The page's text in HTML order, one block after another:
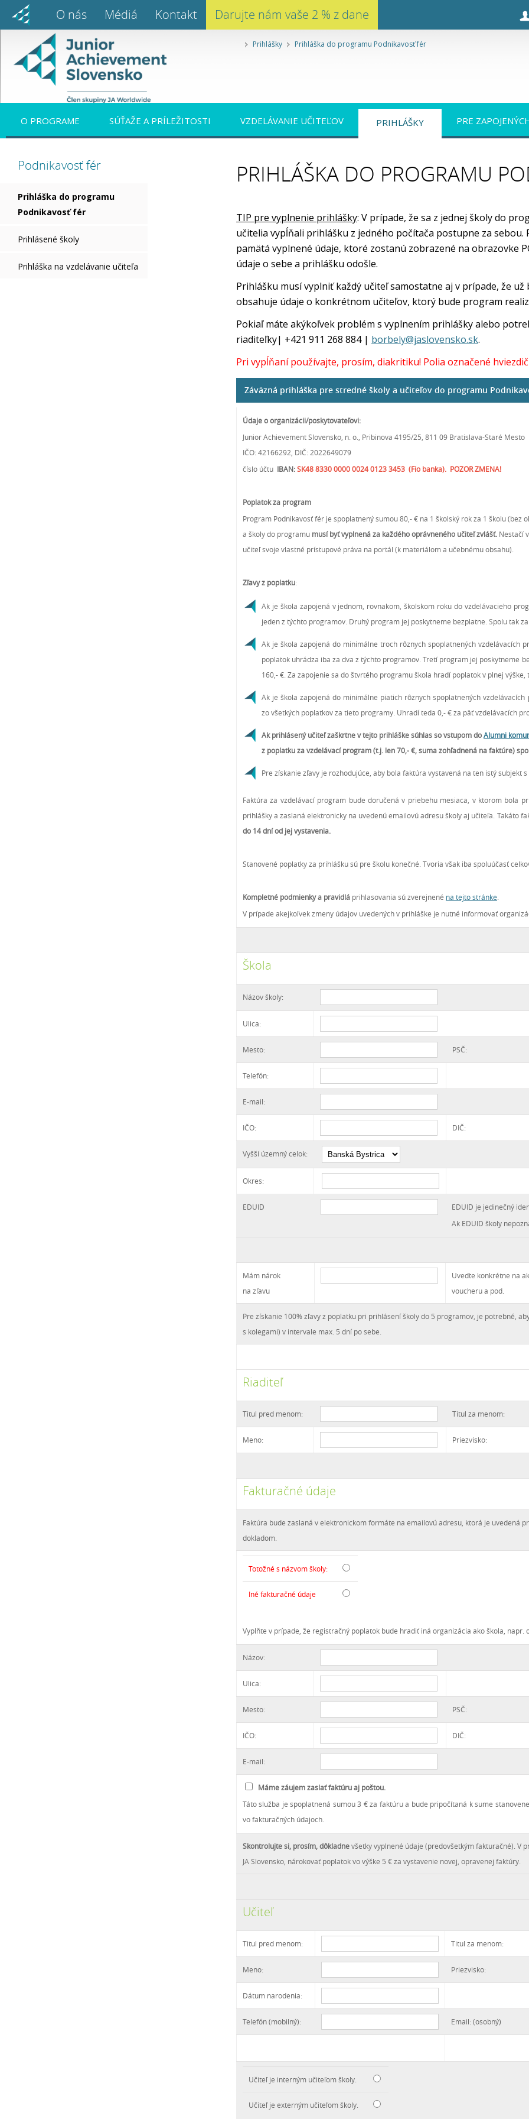
O nás Médiá Kontakt Darujte nám vaše 2 % z dane
Prihlášky Prihláška do programu Podnikavosť fér
O PROGRAME SÚŤAŽE A PRÍLEŽITOSTI VZDELÁVANIE UČITEĽOV PRIHLÁŠKY PRE
Podnikavosť fér
Prihláška do programu
Podnikavosť fér
Prihlásené školy
Prihláška na vzdelávanie učiteľa
PRIHLÁŠKA DO PROGRAMU
TIP pre vyplnenie prihlášky: V prípade, že sa z jednej školy do
učitelia vypĺňali prihlášku z jedného počítača postupne za
pamätá vyplnené údaje, ktoré zostanú zobrazené na obrazovke
údaje o sebe a prihlášku odošle.
Prihlášku musí vyplniť každý učiteľ samostatne aj v prípade, že
obsahuje údaje o konkrétnom učiteľov, ktorý bude program
Pokiaľ máte akýkoľvek problém s vyplnením prihlášky alebo
riaditeľky| +421 911 268 884 | borbely@jaslovensko.sk.
Pri vypĺňaní používajte, prosím, diakritiku! Polia označené
Záväzná prihláška pre stredné školy a učiteľov do programu
Údaje o organizácii/poskytovateľovi:
Junior Achievement Slovensko, n. o., Pribinova 4195/25, 811 09 Bratislava-Staré Mesto
IČO: 42166292, DIČ: 2022649079
číslo účtu IBAN:SK48 8330 0000 0024 0123 3453 (Fio banka). POZOR ZMENA!
Poplatok za program
Program Podnikavosť fér je spoplatnený sumou 80,- € na 1 školský rok za 1 školu (bez
a školy do programu musí byť vyplnená za každého oprávneného učiteľzvlášť. Nestačí
učiteľ svoje vlastné prístupové práva na portál (k materiálom a učebnému obsahu).
Zľavy z poplatku:
Ak je škola zapojená v jednom, rovnakom, školskom roku do vzdelávacieho
jeden z týchto programov. Druhý program jej poskytneme bezplatne. Spolu tak
Ak je škola zapojená do minimálne troch rôznych spoplatnených vzdelávacích
poplatok uhrádza iba za dva z týchto programov. Tretí program jej poskytneme
160,- €. Za zapojenie sa do štvrtého programu škola hradí poplatok v plnej výške,
Ak je škola zapojená do minimálne piatich rôznych spoplatnených
zo všetkých poplatkov za tieto programy. Uhradí teda 0,- € za päť vzdelávacích
Ak prihlásený učiteľ zaškrtne v tejto prihláške súhlas so vstupom doAlumni
z poplatku za vzdelávací program (t.j. len 70,- €, suma zohľadnená na faktúre)
Pre získanie zľavy je rozhodujúce, aby bola faktúra vystavená na ten istý subjekt s
Faktúra za vzdelávací program bude doručená v priebehu mesiaca, v ktorom bola
prihlášky a zaslaná elektronicky na uvedenú emailovú adresu školy aj učiteľa. Takáto
do 14 dní od jej vystavenia.
Stanovené poplatky za prihlášku sú pre školu konečné. Tvoria však iba spoluúčasť
Kompletné podmienky a pravidlá prihlasovania sú zverejnené na tejto stránke
V prípade akejkoľvek zmeny údajov uvedených v prihláške je nutné informovať
Škola
Názov školy:
Ulica:
Mesto: PSČ:
Telefón:
E-mail:
IČO: DIČ:
Vyšší územný celok:
Okres:
EDUID
EDUID je jedinečný
Ak EDUID školy
Mám nárok
na zľavu
Uveďte konkrétne na
voucheru a pod.
Pre získanie 100% zľavy z poplatku pri prihlásení školy do 5 programov, je potrebné,
s kolegami) v intervale max. 5 dní po sebe.
Riaditeľ
Titul pred menom: Titul za menom:
Meno: Priezvisko:
Fakturačné údaje
Faktúra bude zaslaná v elektronickom formáte na emailovú adresu, ktorá je uvedená
dokladom.
Totožné s názvom školy:
Iné fakturačné údaje
Vyplňte v prípade, že registračný poplatok bude hradiť iná organizácia ako škola, napr.
Názov:
Ulica:
Mesto: PSČ:
IČO: DIČ:
E-mail:
Máme záujem zaslať faktúru aj poštou.
Táto služba je spoplatnená sumou 3 € za faktúru a bude pripočítaná k sume
vo fakturačných údajoch.
Skontrolujte si, prosím, dôkladnevšetky vyplnené údaje (predovšetkým fakturačné). V
JA Slovensko, nárokovať poplatok vo výške 5 € za vystavenie novej, opravenej faktúry.
Učiteľ
Titul pred menom: Titul za menom:
Meno: Priezvisko:
Dátum narodenia:
Telefón (mobilný): Email: (osobný)
Učiteľ je interným učiteľom školy.
Učiteľ je externým učiteľom školy.